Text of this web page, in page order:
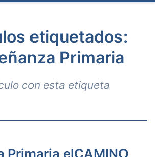
etiquetados:
Primaria
con esta etiqueta
Primaria elCAMINO